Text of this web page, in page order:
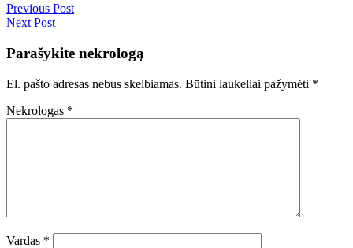
Previous Post
Next Post
Parašykite nekrologą
El. pašto adresas nebus skelbiamas. Būtini laukeliai pažymėti *
Nekrologas *
Vardas *